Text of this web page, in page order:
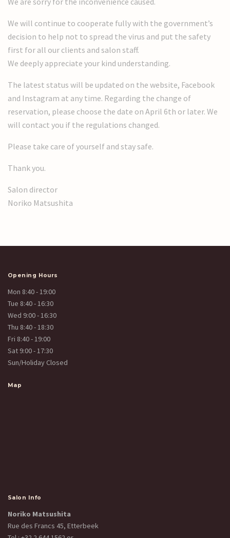
We will continue to cooperate fully with the government’s
decision to help not to spread the virus and put the safety
first for all our clients and salon staff.
We deeply appreciate your kind understanding.
The latest status will be updated on the website, Facebook
and Instagram at any time. Regarding the change of
reservation, please choose the date on April 6th or later. We
will contact you if the regulations changed.
Please take care of yourself and stay safe.
Thank you.
Salon director
Noriko Matsushita
Opening Hours
Mon 8:40 - 19:00
Tue 8:40 - 16:30
Wed 9:00 - 16:30
Thu 8:40 - 18:30
Fri 8:40 - 19:00
Sat 9:00 - 17:30
Sun/Holiday Closed
Map
Salon Info
Noriko Matsushita
Rue des Francs 45, Etterbeek